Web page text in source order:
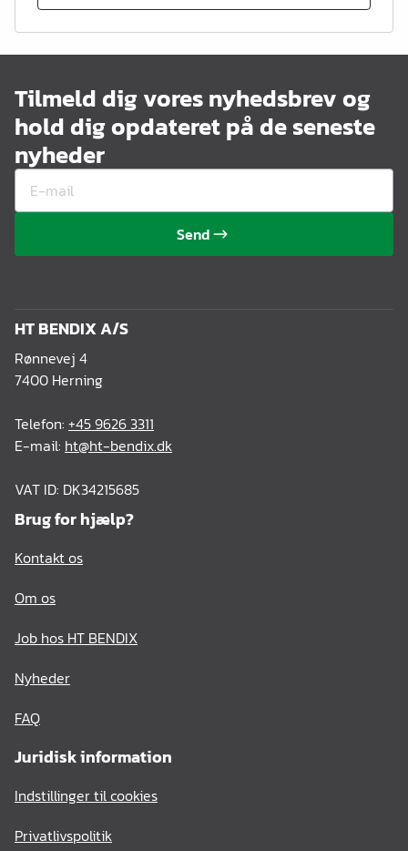
Tilmeld dig vores nyhedsbrev og
hold dig opdateret på de seneste
nyheder
Send
HT BENDIX A/S
Rønnevej 4
7400 Herning
Telefon: +45 9626 3311
E-mail: ht@ht-bendix.dk
VAT ID: DK34215685
Brug for hjælp?
Kontakt os
Om os
Job hos HT BENDIX
Nyheder
FAQ
Juridisk information
Indstillinger til cookies
Privatlivspolitik